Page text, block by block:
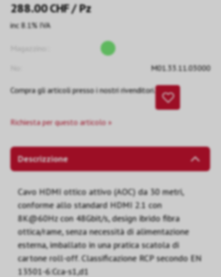
288.00CHF/ Pz
inc 8.1% IVA
M01.33.11.03000
Compra gli articoli presso i nostri rivenditori.
Richiesta per questo articolo »
Descrizzione
Cavo HDMI ottico attivo (AOC) da 30 metri,
conforme allo standard HDMI 2.1 con
8K@60Hz con 48Gbit/s, design ibrido fibra
ottica/rame, senza necessità di alimentazione
esterna, imballato in una pratica scatola di
cartone roll-off. Classificazione RCP secondo EN
13501-6:Cca-s1,d1